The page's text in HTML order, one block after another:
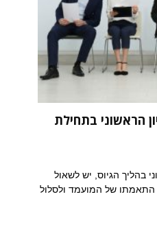
הראשוני בתחילת
בהליך הגיוס, יש לשאול
התאמתו של המועמד ולסלול